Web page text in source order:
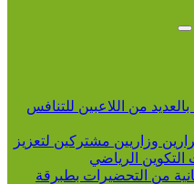
بحث
من اللاعبين للتنافس
وزاريين مشتركين لتعزيز
التكوين الرياضي
من التحضيرات بطبرقة